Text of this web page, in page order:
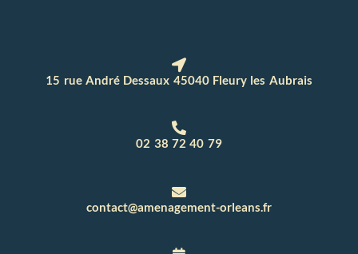
15 rue André Dessaux 45040 Fleury les Aubrais
02 38 72 40 79
contact@amenagement-orleans.fr